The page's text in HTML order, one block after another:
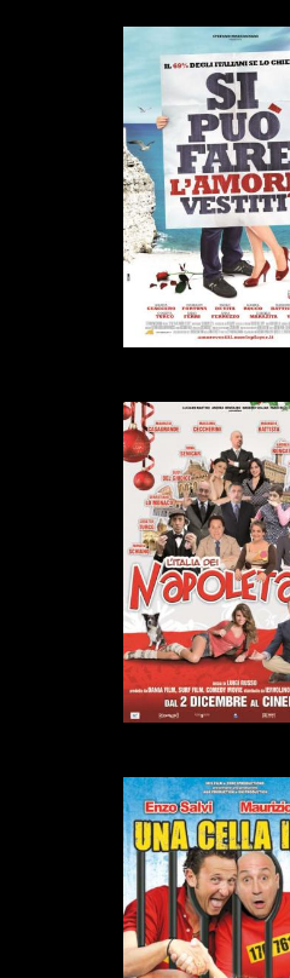
VAI ALLA SCHEDA
VAI ALLA SCHEDA
VAI ALLA SCHEDA